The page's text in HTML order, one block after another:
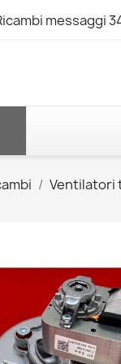
messaggi
Ventilatori